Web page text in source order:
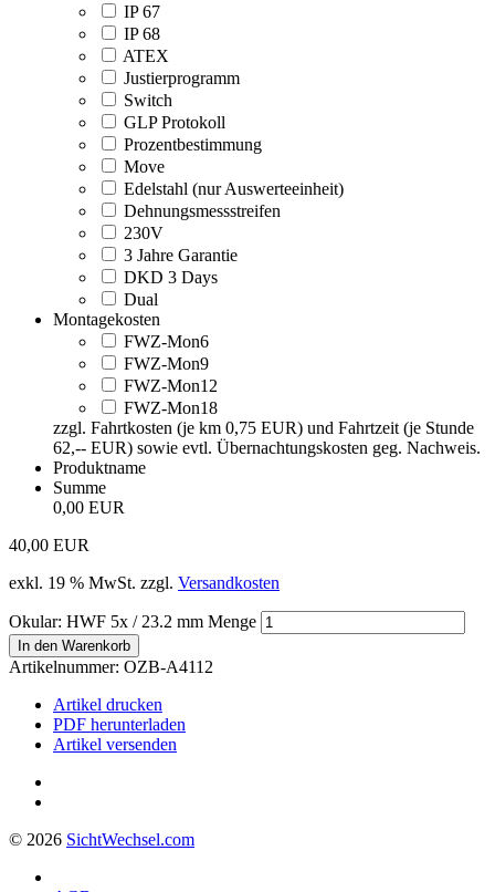
IP 67
IP 68
ATEX
Justierprogramm
Switch
GLP Protokoll
Prozentbestimmung
Move
Edelstahl (nur Auswerteeinheit)
Dehnungsmessstreifen
230V
3 Jahre Garantie
DKD 3 Days
Dual
Montagekosten
FWZ-Mon6
FWZ-Mon9
FWZ-Mon12
FWZ-Mon18
zzgl. Fahrtkosten (je km 0,75 EUR) und Fahrtzeit (je Stunde
62,-- EUR) sowie evtl. Übernachtungskosten geg. Nachweis.
Produktname
Summe
0,00 EUR
40,00 EUR
exkl. 19 % MwSt. zzgl. Versandkosten
Okular: HWF 5x / 23.2 mm Menge
In den Warenkorb
Artikelnummer: OZB-A4112
Artikel drucken
PDF herunterladen
Artikel versenden
© 2026 SichtWechsel.com